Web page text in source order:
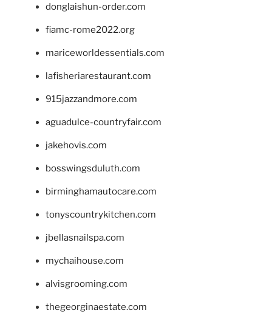
donglaishun-order.com
fiamc-rome2022.org
mariceworldessentials.com
lafisheriarestaurant.com
915jazzandmore.com
aguadulce-countryfair.com
jakehovis.com
bosswingsduluth.com
birminghamautocare.com
tonyscountrykitchen.com
jbellasnailspa.com
mychaihouse.com
alvisgrooming.com
thegeorginaestate.com